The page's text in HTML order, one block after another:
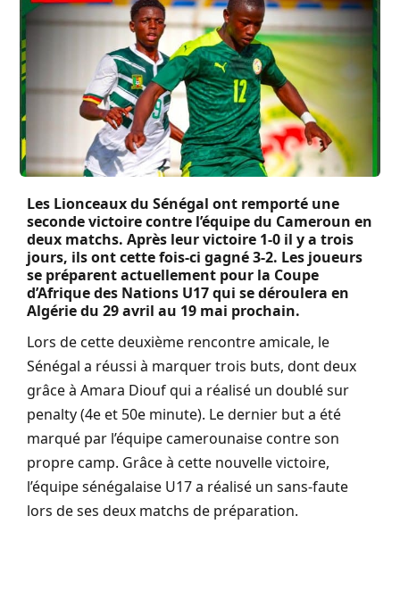
Les Lionceaux du Sénégal ont remporté une
seconde victoire contre l’équipe du Cameroun en
deux matchs. Après leur victoire 1-0 il y a trois
jours, ils ont cette fois-ci gagné 3-2. Les joueurs
se préparent actuellement pour la Coupe
d’Afrique des Nations U17 qui se déroulera en
Algérie du 29 avril au 19 mai prochain.
Lors de cette deuxième rencontre amicale, le
Sénégal a réussi à marquer trois buts, dont deux
grâce à Amara Diouf qui a réalisé un doublé sur
penalty (4e et 50e minute). Le dernier but a été
marqué par l’équipe camerounaise contre son
propre camp. Grâce à cette nouvelle victoire,
l’équipe sénégalaise U17 a réalisé un sans-faute
lors de ses deux matchs de préparation.